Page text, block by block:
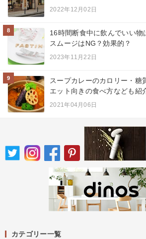
2022年12月02日
8
16時間断食中に飲んでいい物
スムージはNG？効果的？
2023年11月22日
9
スープカレーのカロリー・糖
エット向きの食べ方なども紹
2021年04月06日
カテゴリー一覧